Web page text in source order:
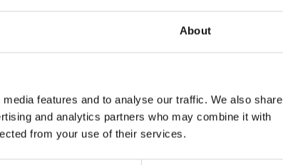
About
features and to analyse our traffic. We also share
and analytics partners who may combine it with
from your use of their services.
そのた
当者はエンコ
入手すること